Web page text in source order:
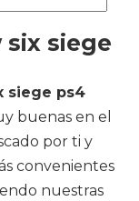
six siege
siege ps4
buenas en el
por ti y
convenientes
nuestras